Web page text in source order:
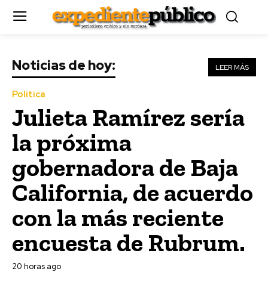
LEER MÁS
Noticias de hoy:
Política
Julieta Ramírez sería
la próxima
gobernadora de Baja
California, de acuerdo
con la más reciente
encuesta de Rubrum.
20 horas ago